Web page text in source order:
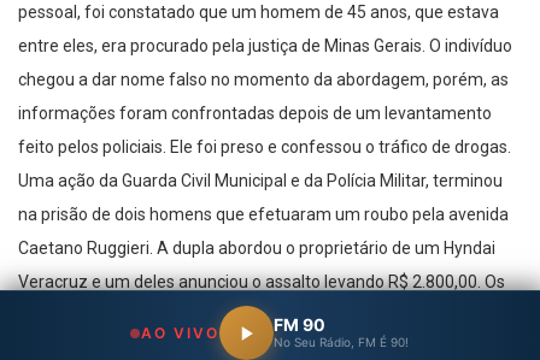
pessoal, foi constatado que um homem de 45 anos, que estava
entre eles, era procurado pela justiça de Minas Gerais. O indivíduo
chegou a dar nome falso no momento da abordagem, porém, as
informações foram confrontadas depois de um levantamento
feito pelos policiais. Ele foi preso e confessou o tráfico de drogas.
Uma ação da Guarda Civil Municipal e da Polícia Militar, terminou
na prisão de dois homens que efetuaram um roubo pela avenida
Caetano Ruggieri. A dupla abordou o proprietário de um Hyndai
Veracruz e um deles anunciou o assalto levando R$ 2.800,00. Os
criminosos tentaram fugir da abordagem policial mas foram
alcançados próximo a Praça Conde de Parnaíba, centro. A vítima
AO VIVO FM 90
No Seu Rádio, FM É 90!